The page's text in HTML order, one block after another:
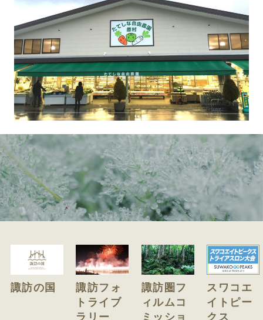
諏訪の国
諏訪フォ
トライブ
ラリー
諏訪圏フ
ィルムコ
ミッショ
スワコエ
イトピー
クス